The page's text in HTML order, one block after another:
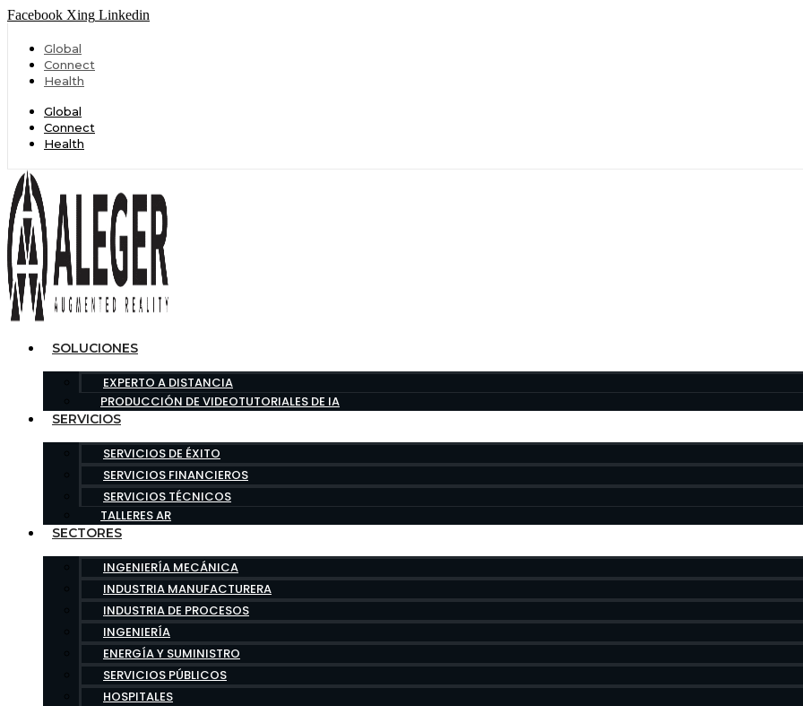
Facebook Xing Linkedin
Global
Connect
Health
Global
Connect
Health
SOLUCIONES
EXPERTO A DISTANCIA
PRODUCCIÓN DE VIDEOTUTORIALES DE IA
SERVICIOS
SERVICIOS DE ÉXITO
SERVICIOS FINANCIEROS
SERVICIOS TÉCNICOS
TALLERES AR
SECTORES
INGENIERÍA MECÁNICA
INDUSTRIA MANUFACTURERA
INDUSTRIA DE PROCESOS
INGENIERÍA
ENERGÍA Y SUMINISTRO
SERVICIOS PÚBLICOS
HOSPITALES